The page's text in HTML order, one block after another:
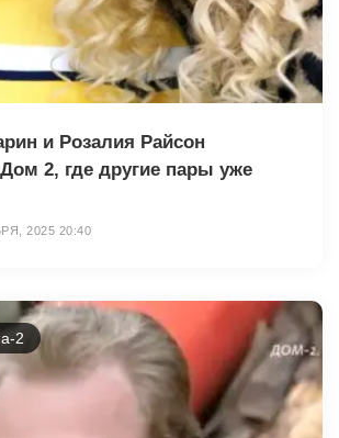
и Розалия Райсон
2, где другие пары уже
2025 20:40
2